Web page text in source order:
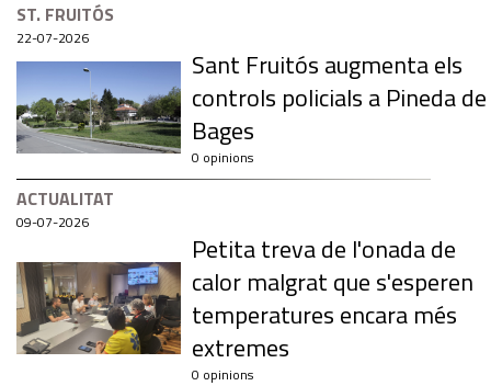
ST. FRUITÓS
22-07-2026
Sant Fruitós augmenta els
controls policials a Pineda de
Bages
0 opinions
ACTUALITAT
09-07-2026
Petita treva de l'onada de
calor malgrat que s'esperen
temperatures encara més
extremes
0 opinions